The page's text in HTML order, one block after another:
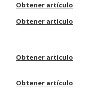
Obtener artículo
Obtener artículo
Obtener artículo
Obtener artículo